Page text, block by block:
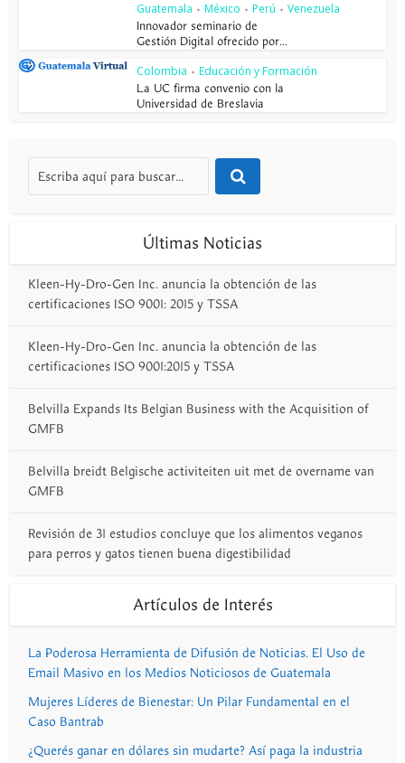
Guatemala • México • Perú • Venezuela
Innovador seminario de
Gestión Digital ofrecido por...
Colombia • Educación y Formación
La UC firma convenio con la
Universidad de Breslavia
Últimas Noticias
Kleen-Hy-Dro-Gen Inc. anuncia la obtención de las
certificaciones ISO 9001: 2015 y TSSA
Kleen-Hy-Dro-Gen Inc. anuncia la obtención de las
certificaciones ISO 9001:2015 y TSSA
Belvilla Expands Its Belgian Business with the Acquisition of
GMFB
Belvilla breidt Belgische activiteiten uit met de overname van
GMFB
Revisión de 31 estudios concluye que los alimentos veganos
para perros y gatos tienen buena digestibilidad
Artículos de Interés
La Poderosa Herramienta de Difusión de Noticias. El Uso de
Email Masivo en los Medios Noticiosos de Guatemala
Mujeres Líderes de Bienestar: Un Pilar Fundamental en el
Caso Bantrab
¿Querés ganar en dólares sin mudarte? Así paga la industria